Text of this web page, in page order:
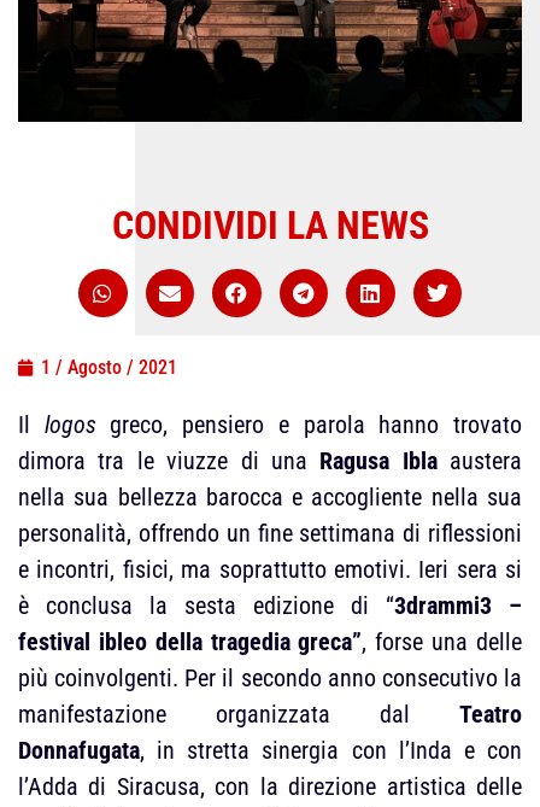
1 / Agosto / 2021
Il logos greco, pensiero e parola hanno trovato
dimora tra le viuzze di una Ragusa Iblaaustera
nella sua bellezza barocca e accogliente nella sua
personalità, offrendo un fine settimana di riflessioni
e incontri, fisici, ma soprattutto emotivi. Ieri sera si
è conclusa la sesta edizione di “3drammi3 –
festival ibleo della tragedia greca”, forse una delle
più coinvolgenti. Per il secondo anno consecutivo la
manifestazione organizzata dal Teatro
Donnafugata, in stretta sinergia con l’Inda e con
l’Adda di Siracusa, con la direzione artistica delle
CONDIVIDI LA NEWS